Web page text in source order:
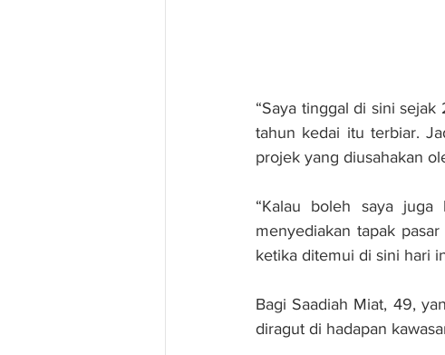
“Saya tinggal di sini
tahun kedai itu terbiar.
projek yang diusahakan
“Kalau boleh saya juga
menyediakan tapak
ketika ditemui di sini hari
Bagi Saadiah Miat, 49,
diragut di hadapan